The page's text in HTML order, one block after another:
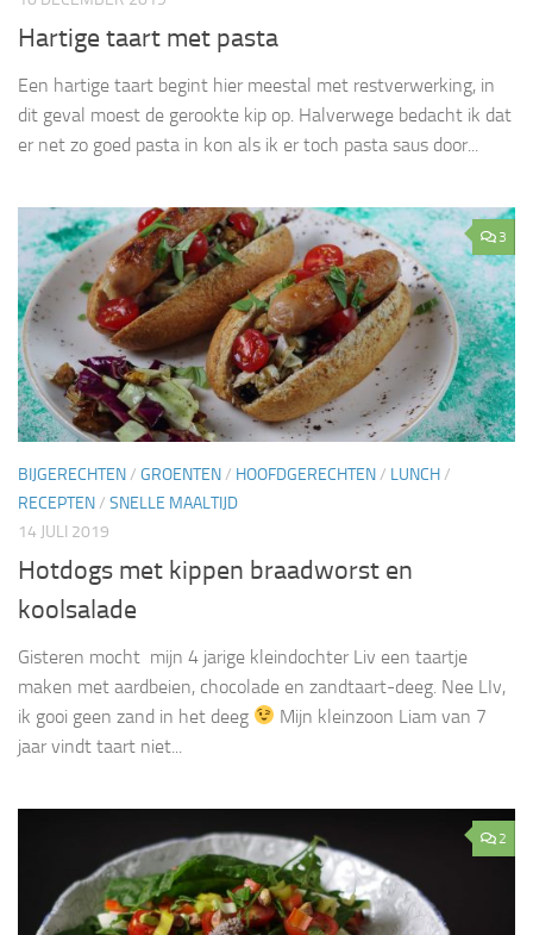
Hartige taart met pasta
Een hartige taart begint hier meestal met restverwerking, in
dit geval moest de gerookte kip op. Halverwege bedacht ik dat
er net zo goed pasta in kon als ik er toch pasta saus door...
3
BIJGERECHTEN/ GROENTEN/ HOOFDGERECHTEN/ LUNCH/
RECEPTEN/ SNELLE MAALTIJD
14 JULI 2019
Hotdogs met kippen braadworst en
koolsalade
Gisteren mocht mijn 4 jarige kleindochter Liv een taartje
maken met aardbeien, chocolade en zandtaart-deeg. Nee LIv,
ik gooi geen zand in het deeg
Mijn kleinzoon Liam van 7
jaar vindt taart niet...
2